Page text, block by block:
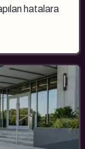
hatalara